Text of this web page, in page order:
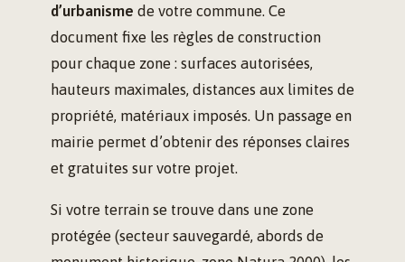
d’urbanisme de votre commune. Ce
document fixe les règles de construction
pour chaque zone : surfaces autorisées,
hauteurs maximales, distances aux limites de
propriété, matériaux imposés. Un passage en
mairie permet d’obtenir des réponses claires
et gratuites sur votre projet.
Si votre terrain se trouve dans une zone
protégée (secteur sauvegardé, abords de